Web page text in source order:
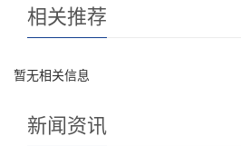
相关推荐
暂无相关信息
新闻资讯